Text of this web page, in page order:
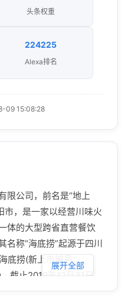
头条权重
224225
Alexa排名
09 15:08:28
限公司，前名是“地上
市，是一家以经营川味火
体的大型跨省直营餐饮
名称“海底捞”起源于四川
底捞(新上市编号：
截止2019年12月31日，
及新加坡、越南、韩
展开全部